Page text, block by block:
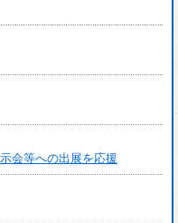
会等への出展を応援